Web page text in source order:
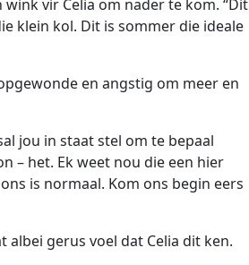
vir Celia om nader te kom. “Dit
klein kol. Dit is sommer die ideale
en angstig om meer en
jou in staat stel om te bepaal
– het. Ek weet nou die een hier
is normaal. Kom ons begin eers
gerus voel dat Celia dit ken.